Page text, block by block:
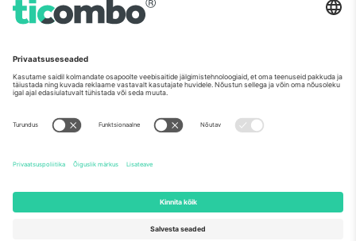
Regus Sofia City West, bul
Totleben 53-55, 1606 Sofia,
UAE Dubai Silicon Oasis, DDP
Mexico
Av Chapultepec 360, Roma
Norte, Cuauhtémoc, 06700
Ciudad de México, CDMX,
sündmusest ja/või domeenist. Detailide jaoks vaata konkreetse
sündmuse lehte, impressumit ja tingimusi.,
2026 Ticombo. Kõik õigused kaitstud.